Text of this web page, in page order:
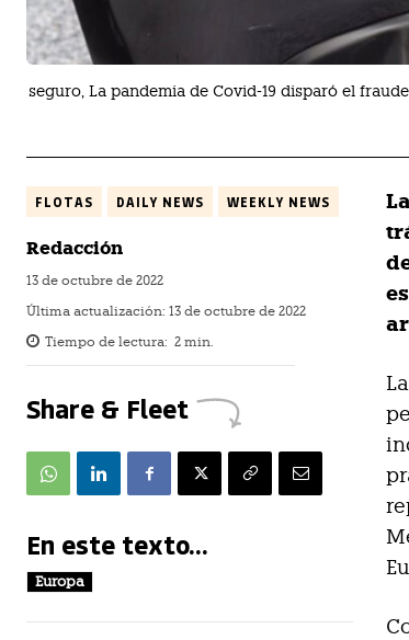
seguro, La pandemia de Covid-19 disparó el
FLOTAS DAILY NEWS WEEKLY NEWS
Redacción
13 de octubre de 2022
Última actualización: 13 de octubre de 2022
Tiempo de lectura: 2 min.
Share & Fleet
En este texto...
Europa